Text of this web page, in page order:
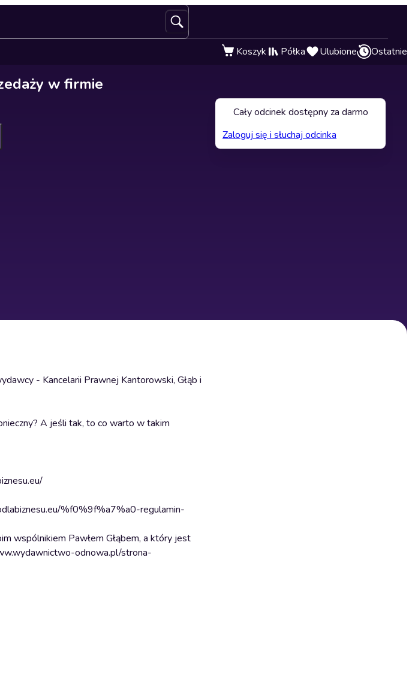
Koszyk Półka Ulubione Ostatnie
w firmie
- Kancelarii Prawnej Kantorowski, Głąb i
A jeśli tak, to co warto w takim
%f0%9f%a7%a0-regulamin-
wspólnikiem Pawłem Głąbem, a który jest
odnowa.pl/strona-
Cały odcinek dostępny za darmo
Zaloguj się i słuchaj odcinka